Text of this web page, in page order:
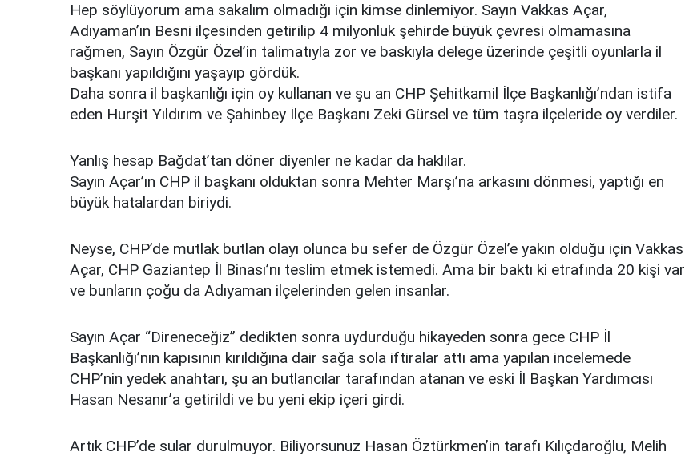
Hep söylüyorum ama sakalım olmadığı için kimse dinlemiyor. Sayın Vakkas Açar,
Adıyaman’ın Besni ilçesinden getirilip 4 milyonluk şehirde büyük çevresi olmamasına
rağmen, Sayın Özgür Özel’in talimatıyla zor ve baskıyla delege üzerinde çeşitli oyunlarla il
başkanı yapıldığını yaşayıp gördük.
Daha sonra il başkanlığı için oy kullanan ve şu an CHP Şehitkamil İlçe Başkanlığı’ndan istifa
eden Hurşit Yıldırım ve Şahinbey İlçe Başkanı Zeki Gürsel ve tüm taşra ilçeleride oy verdiler.
Yanlış hesap Bağdat’tan döner diyenler ne kadar da haklılar.
Sayın Açar’ın CHP il başkanı olduktan sonra Mehter Marşı’na arkasını dönmesi, yaptığı en
büyük hatalardan biriydi.
Neyse, CHP’de mutlak butlan olayı olunca bu sefer de Özgür Özel’e yakın olduğu için Vakkas
Açar, CHP Gaziantep İl Binası’nı teslim etmek istemedi. Ama bir baktı ki etrafında 20 kişi var
ve bunların çoğu da Adıyaman ilçelerinden gelen insanlar.
Sayın Açar “Direneceğiz” dedikten sonra uydurduğu hikayeden sonra gece CHP İl
Başkanlığı’nın kapısının kırıldığına dair sağa sola iftiralar attı ama yapılan incelemede
CHP’nin yedek anahtarı, şu an butlancılar tarafından atanan ve eski İl Başkan Yardımcısı
Hasan Nesanır’a getirildi ve bu yeni ekip içeri girdi.
Artık CHP’de sular durulmuyor. Biliyorsunuz Hasan Öztürkmen’in tarafı Kılıçdaroğlu, Melih